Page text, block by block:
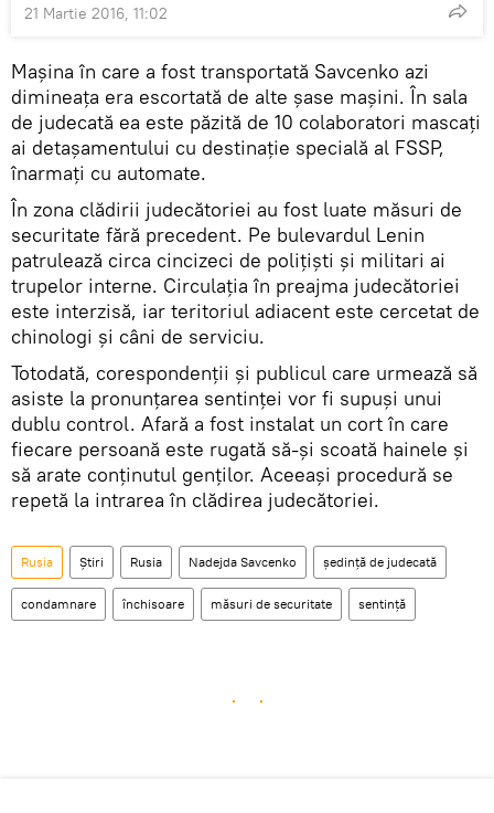
21 Martie 2016, 11:02
Mașina în care a fost transportată Savcenko azi
dimineața era escortată de alte șase mașini. În sala
de judecată ea este păzită de 10 colaboratori mascați
ai detașamentului cu destinație specială al FSSP,
înarmați cu automate.
În zona clădirii judecătoriei au fost luate măsuri de
securitate fără precedent. Pe bulevardul Lenin
patrulează circa cincizeci de polițiști și militari ai
trupelor interne. Circulația în preajma judecătoriei
este interzisă, iar teritoriul adiacent este cercetat de
chinologi și câni de serviciu.
Totodată, corespondenții și publicul care urmează să
asiste la pronunțarea sentinței vor fi supuși unui
dublu control. Afară a fost instalat un cort în care
fiecare persoană este rugată să-și scoată hainele și
să arate conținutul genților. Aceeași procedură se
repetă la intrarea în clădirea judecătoriei.
Rusia Știri Rusia Nadejda Savcenko ședință de judecată
condamnare închisoare măsuri de securitate sentință